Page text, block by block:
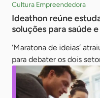
Cultura Empreendedora
Ideathon reúne
soluções para saúde
‘Maratona de ideias’
para debater os dois